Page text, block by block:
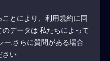
とにより、利用規約に同
データは 私たちによって
ー.さらに質問がある場合
さい